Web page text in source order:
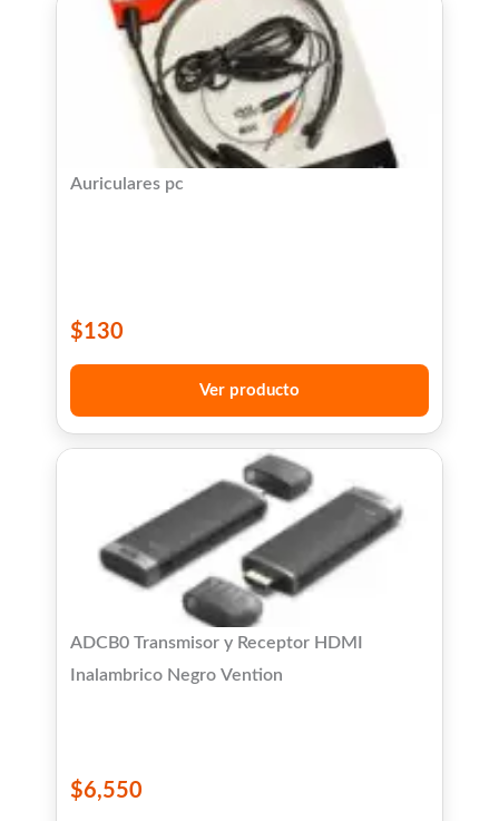
Auriculares pc
$130
Ver producto
ADCB0 Transmisor y Receptor HDMI
Inalambrico Negro Vention
$6,550